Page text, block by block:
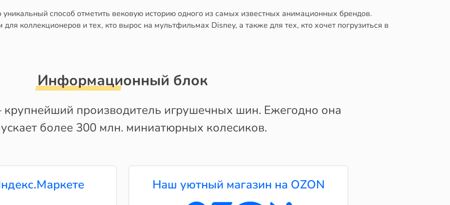
способ отметить вековую историю одного из самых известных анимационных брендов.
коллекционеров и тех, кто вырос на мультфильмах Disney, а также для тех, кто хочет погрузиться в
Информационный блок
крупнейший производитель игрушечных шин. Ежегодно она
более 300 млн. миниатюрных колесиков.
Наш уютный магазин на OZON